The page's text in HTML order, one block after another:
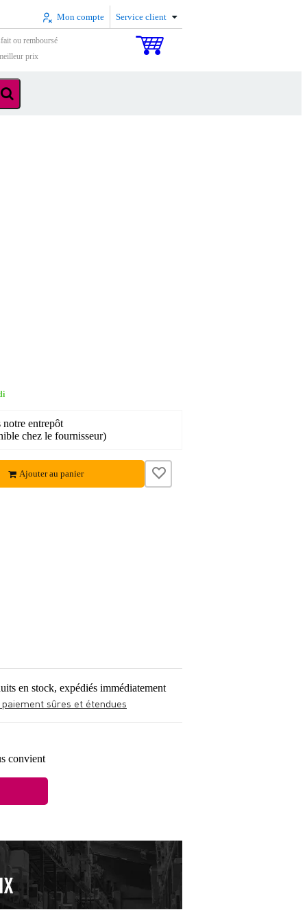
Mon compte Service client
ou remboursé
prix
notre entrepôt
chez le fournisseur)
Ajouter au panier
en stock, expédiés immédiatement
sûres et étendues
convient